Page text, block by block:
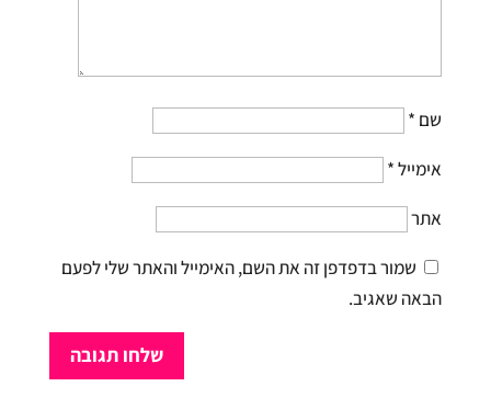
שם *
אימייל*
אתר
שמור בדפדפן זה את השם, האימייל והאתר שלי לפעם
הבאה שאגיב.